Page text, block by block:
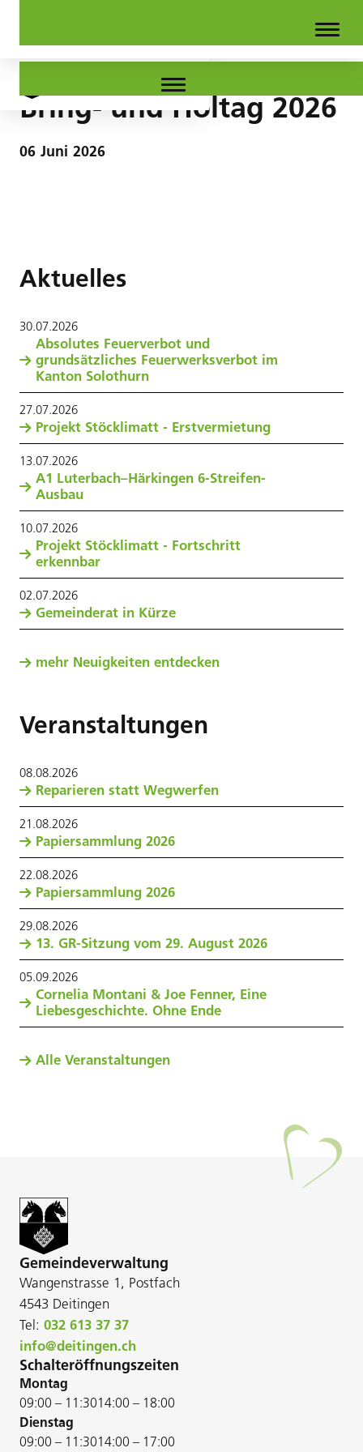
Bring- und Holtag 2026
06 Juni 2026
Aktuelles
30.07.2026
Absolutes Feuerverbot und
grundsätzliches Feuerwerksverbot im
Kanton Solothurn
27.07.2026
Projekt Stöcklimatt - Erstvermietung
13.07.2026
A1 Luterbach–Härkingen 6-Streifen-
Ausbau
10.07.2026
Projekt Stöcklimatt - Fortschritt
erkennbar
02.07.2026
Gemeinderat in Kürze
mehr Neuigkeiten entdecken
Veranstaltungen
08.08.2026
Reparieren statt Wegwerfen
21.08.2026
Papiersammlung 2026
22.08.2026
Papiersammlung 2026
29.08.2026
13. GR-Sitzung vom 29. August 2026
05.09.2026
Cornelia Montani & Joe Fenner, Eine
Liebesgeschichte. Ohne Ende
Alle Veranstaltungen
Gemeindeverwaltung
Wangenstrasse 1, Postfach
4543 Deitingen
Tel: 032 613 37 37
info@deitingen.ch
Schalteröffnungszeiten
Montag
09:00 – 11:3014:00 – 18:00
Dienstag
09:00 – 11:3014:00 – 17:00